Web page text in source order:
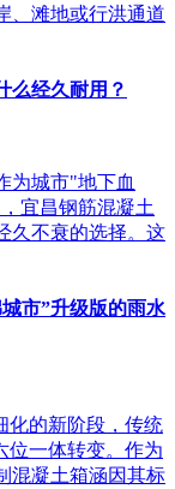
、滩地或行洪通道
么经久耐用？
为城市"地下血
宜昌钢筋混凝土
久不衰的选择。这
市”升级版的雨水
化的新阶段，传统
位一体转变。作为
混凝土箱涵因其标